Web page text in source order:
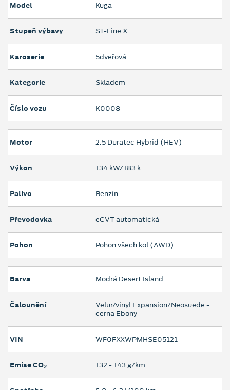
Model Kuga
Stupeň výbavy ST-Line X
Karoserie 5dveřová
Kategorie Skladem
Číslo vozu K0008
Motor 2.5 Duratec Hybrid (HEV)
Výkon 134 kW/183 k
Palivo Benzín
Převodovka eCVT automatická
Pohon Pohon všech kol (AWD)
Barva Modrá Desert Island
Čalounění
Velur/vinyl Expansion/Neosuede -
cerna Ebony
VIN WF0FXXWPMHSE05121
Emise CO2 132 ‐ 143 g/km